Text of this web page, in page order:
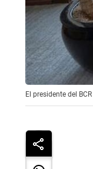
El presidente del